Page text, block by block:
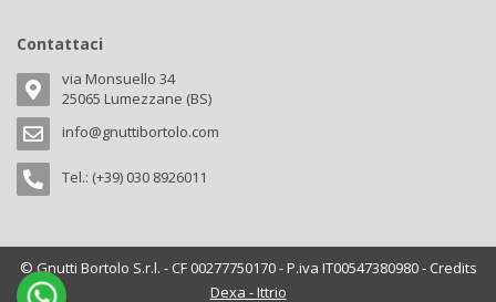
Contattaci
via Monsuello 34
25065 Lumezzane (BS)
info@gnuttibortolo.com
Tel.: (+39) 030 8926011
© Gnutti Bortolo S.r.l. - CF 00277750170 - P.iva IT00547380980 - Credits
Dexa - Ittrio